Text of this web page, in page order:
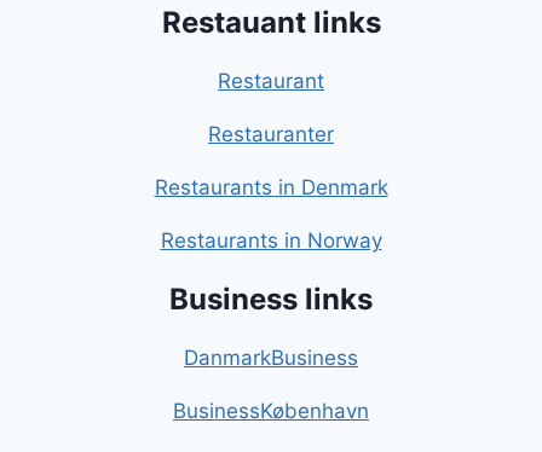
Restauant links
Restaurant
Restauranter
Restaurants in Denmark
Restaurants in Norway
Business links
DanmarkBusiness
BusinessKøbenhavn